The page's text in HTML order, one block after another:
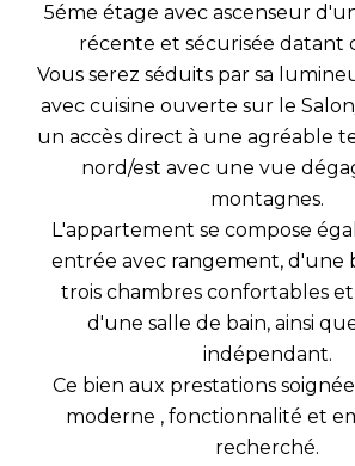
5éme étage avec ascenseur
récente et sécurisée datant
Vous serez séduits par sa
avec cuisine ouverte sur le
un accès direct à une agréable
nord/est avec une vue
montagnes.
L'appartement se compose
entrée avec rangement, d'une
trois chambres confortables
d'une salle de bain, ainsi
indépendant.
Ce bien aux prestations
moderne , fonctionnalité et
recherché.